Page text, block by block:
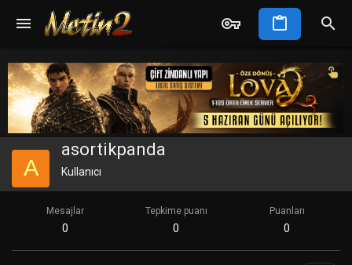
A
asortikpanda
Kullanıcı
Mesajlar
0
Tepkime puanı
0
Puanları
0